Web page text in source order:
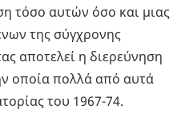
τόσο αυτών όσο και μιας
της σύγχρονης
αποτελεί η διερεύνηση
οποία πολλά από αυτά
του 1967-74.